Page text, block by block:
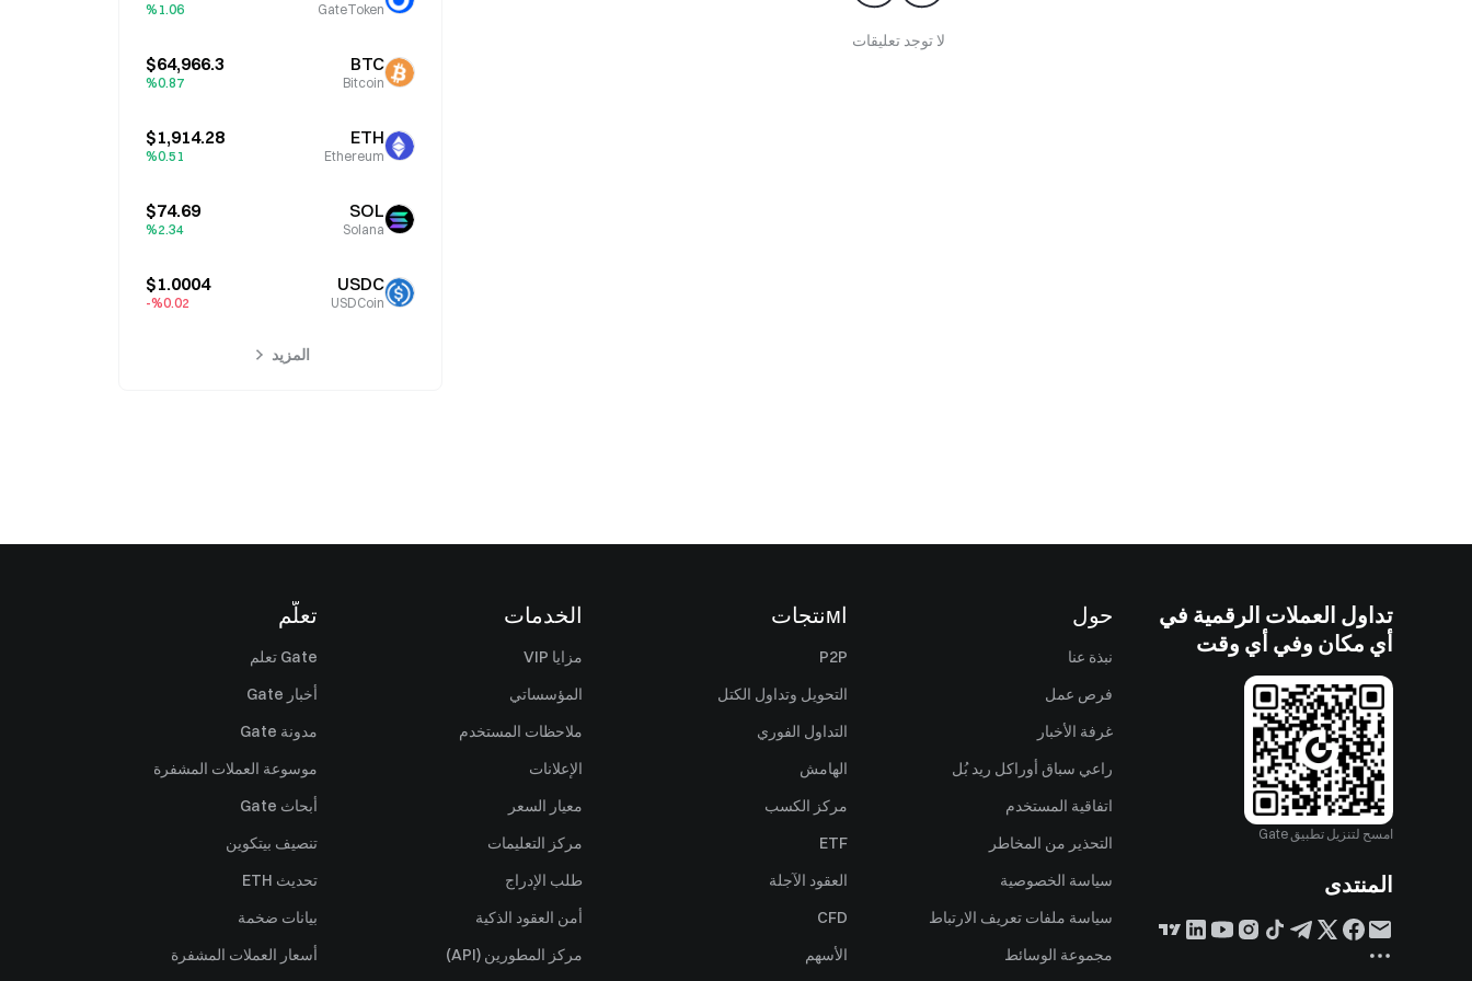
لا توجد تعليقات
GateToken
%1.06
BTC
Bitcoin
$64,966.3
%0.87
ETH
Ethereum
$1,914.28
%0.51
SOL
Solana
$74.69
%2.34
USDC
USDCoin
$1.0004
%0.02-
المزيد
تداول العملات الرقمية في
أي مكان وفي أي وقت
امسح لتنزيل تطبيق Gate
المنتدى
حول
نبذة عنا
فرص عمل
غرفة الأخبار
راعي سباق أوراكل ريد بُل
اتفاقية المستخدم
التحذير من المخاطر
سياسة الخصوصية
سياسة ملفات تعريف الارتباط
مجموعة الوسائط
اмنتجات
P2P
التحويل وتداول الكتل
التداول الفوري
الهامش
مركز الكسب
ETF
العقود الآجلة
CFD
الأسهم
الخدمات
مزايا VIP
المؤسساتي
ملاحظات المستخدم
الإعلانات
معيار السعر
مركز التعليمات
طلب الإدراج
أمن العقود الذكية
مركز المطورين (API)
تعلّم
Gate تعلم
أخبار Gate
مدونة Gate
موسوعة العملات المشفرة
أبحاث Gate
تنصيف بيتكوين
تحديث ETH
بيانات ضخمة
أسعار العملات المشفرة